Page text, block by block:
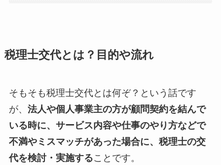
税理士交代とは？目的や流れ
そもそも税理士交代とは何ぞ？という話です
が、 法人や個人事業主の方が顧問契約を結んで
いる時に、サービス内容や仕事のやり方などで
不満やミスマッチがあった場合に、税理士の交
代を検討・実施することです。